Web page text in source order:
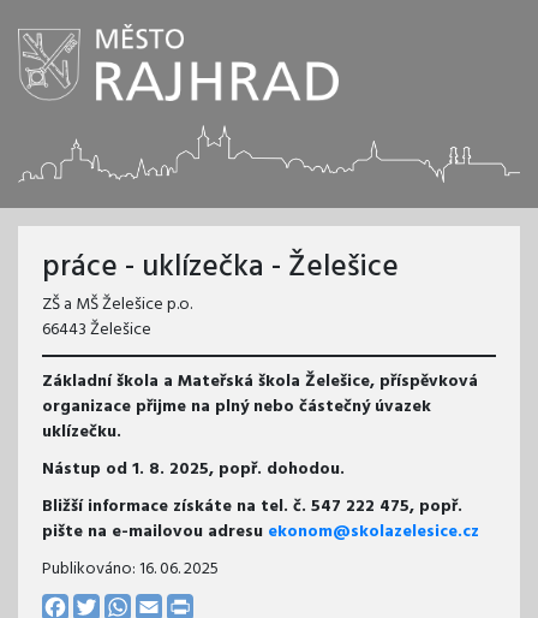
práce - uklízečka - Želešice
ZŠ a MŠ Želešice p.o.
66443 Želešice
Základní škola a Mateřská škola Želešice, příspěvková
organizace přijme na plný nebo částečný úvazek
uklízečku.
Nástup od 1. 8. 2025, popř. dohodou.
Bližší informace získáte na tel. č. 547 222 475, popř.
pište na e-mailovou adresu ekonom@skolazelesice.cz
Publikováno:16. 06. 2025
Facebook
TwitterWhatsApp
Email